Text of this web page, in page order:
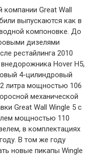
компании Great Wall
выпускаются как в
компоновке. До
дизелями
рестайлинга 2010
Hover H5,
4-цилиндровый
литра мощностью 106
механической
Great Wall Wingle 5 с
мощностью 110
в комплектациях
В том же году
новые пикапы Wingle